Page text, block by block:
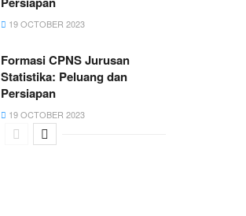
19 OCTOBER 2023
Formasi CPNS Jurusan
Statistika: Peluang dan
Persiapan
19 OCTOBER 2023